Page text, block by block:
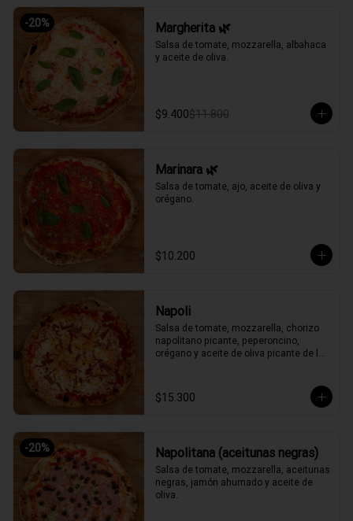
-20% Margherita 🌿
Salsa de tomate, mozzarella, albahaca
y aceite de oliva.
$9.400$11.800
Marinara 🌿
Salsa de tomate, ajo, aceite de oliva y
orégano.
$10.200
Napoli
Salsa de tomate, mozzarella, chorizo
napolitano picante, peperoncino,
orégano y aceite de oliva picante de la
$15.300
-20% Napolitana (aceitunas negras)
Salsa de tomate, mozzarella, aceitunas
negras, jamón ahumado y aceite de
oliva.